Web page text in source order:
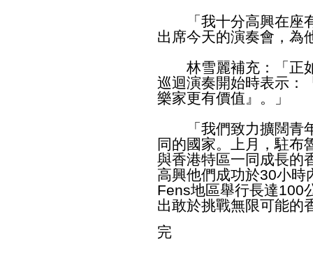
「我十分高興在座有
出席今天的演奏會，為
林雪麗補充：「正如
巡迴演奏開始時表示：
樂家更有價值』。」
「我們致力擴闊青年
同的國家。上月，駐布
與香港特區一同成長的
高興他們成功於30小時
Fens地區舉行長達100
出敢於挑戰無限可能的
完